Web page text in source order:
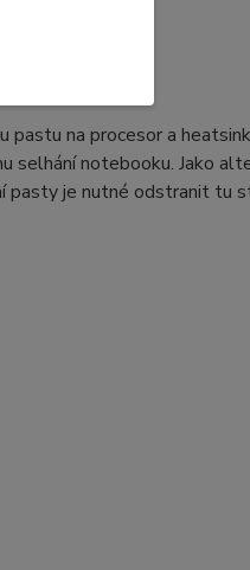
na procesor a
selhání notebooku. Jako
je nutné odstranit tu